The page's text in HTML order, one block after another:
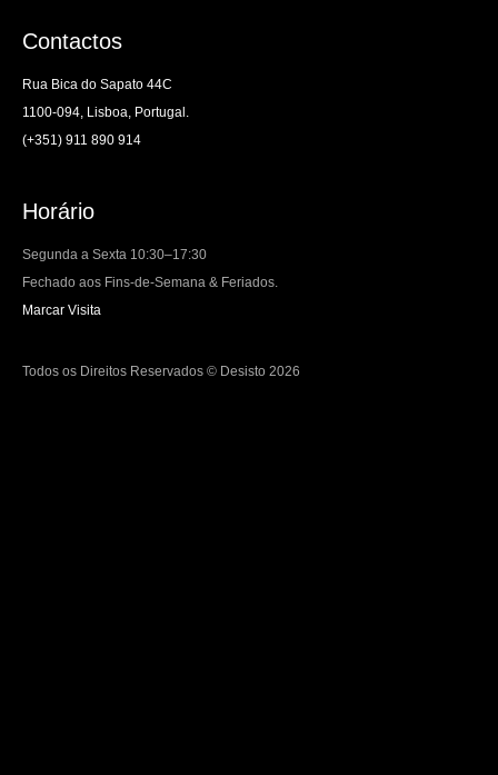
Contactos
Rua Bica do Sapato 44C
1100-094, Lisboa, Portugal.
(+351) 911 890 914
Horário
Segunda a Sexta 10:30–17:30
Fechado aos Fins-de-Semana & Feriados.
Marcar Visita
Todos os Direitos Reservados © Desisto 2026